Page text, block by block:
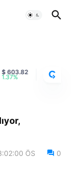
Cardano
ADA
ÖS 0